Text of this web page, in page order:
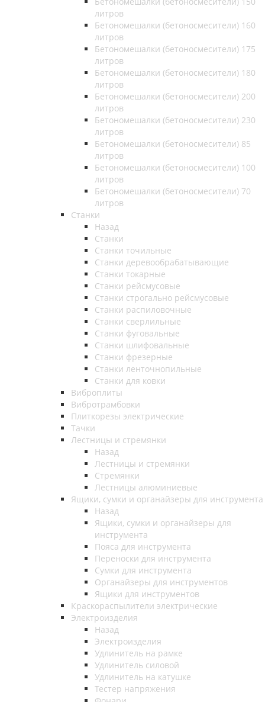
литров
Бетономешалки (бетоносмесители) 160
литров
Бетономешалки (бетоносмесители) 175
литров
Бетономешалки (бетоносмесители) 180
литров
Бетономешалки (бетоносмесители) 200
литров
Бетономешалки (бетоносмесители) 230
литров
Бетономешалки (бетоносмесители) 85
литров
Бетономешалки (бетоносмесители) 100
литров
Бетономешалки (бетоносмесители) 70
литров
Станки
Назад
Станки
Станки точильные
Станки деревообрабатывающие
Станки токарные
Станки рейсмусовые
Станки строгально рейсмусовые
Станки распиловочные
Станки сверлильные
Станки фуговальные
Станки шлифовальные
Станки фрезерные
Станки ленточнопильные
Станки для ковки
Виброплиты
Вибротрамбовки
Плиткорезы электрические
Тачки
Лестницы и стремянки
Назад
Лестницы и стремянки
Стремянки
Лестницы алюминиевые
Ящики, сумки и органайзеры для инструмента
Назад
Ящики, сумки и органайзеры для
инструмента
Пояса для инструмента
Переноски для инструмента
Сумки для инструмента
Органайзеры для инструментов
Ящики для инструментов
Краскораспылители электрические
Электроизделия
Назад
Электроизделия
Удлинитель на рамке
Удлинитель силовой
Удлинитель на катушке
Тестер напряжения